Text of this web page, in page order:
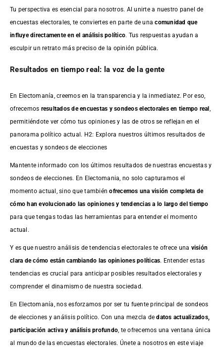
Tu perspectiva es esencial para nosotros. Al unirte a nuestro panel de
encuestas electorales, te conviertes en parte de unacomunidad que
influye directamente en el análisis político. Tus respuestas ayudan a
esculpir un retrato más preciso de la opinión pública.
Resultados en tiempo real: la voz de la gente
En Electomanía, creemos en la transparencia y la inmediatez. Por eso,
ofrecemos resultados deencuestas y sondeos electorales en tiempo real
permitiéndote ver cómo tus opiniones y las de otros se reflejan en el
panorama político actual. H2: Explora nuestros últimos resultados de
encuestas y sondeos de elecciones
Mantente informado con los últimos resultados de nuestras encuestasy
sondeos de elecciones. En Electomania, no solo capturamos el
momento actual, sino que tambiénofrecemos una visión completa de
cómo han evolucionado las opiniones y tendencias a lo largo del tiempo
para que tengas todas las herramientas para entender el momento
actual.
Y es que nuestro análisis de tendencias electorales te ofrece una visión
clara de cómo están cambiando las opiniones políticas. Entender estas
tendencias es crucial para anticipar posibles resultados electorales y
comprender el dinamismo de nuestra sociedad.
En Electomanía, nos esforzamos por ser tu fuente principal de sondeos
de elecciones y análisis político. Con una mezcla dedatos actualizados,
participación activa y análisis profundo , te ofrecemos una ventana única
al mundo de las encuestas electorales. Únete a nosotros en este viaje